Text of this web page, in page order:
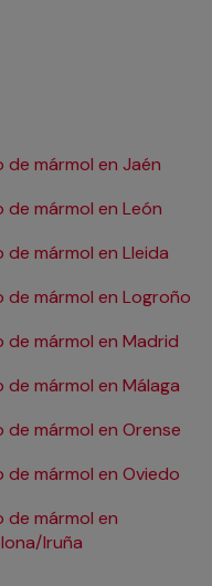
de mármol en Jaén
de mármol en León
de mármol en Lleida
de mármol en Logroño
de mármol en Madrid
de mármol en Málaga
de mármol en Orense
de mármol en Oviedo
de mármol en
Iruña